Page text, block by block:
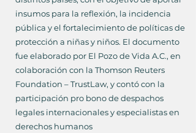
insumos para la reflexión, la incidencia
pública y el fortalecimiento de políticas de
protección a niñas y niños. El documento
fue elaborado por El Pozo de Vida A.C., en
colaboración con la Thomson Reuters
Foundation – TrustLaw, y contó con la
participación pro bono de despachos
legales internacionales y especialistas en
derechos humanos​​